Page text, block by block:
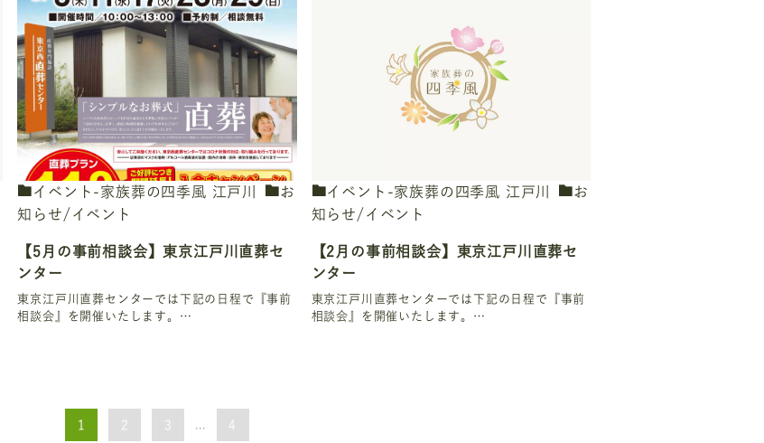
イベント-家族葬の四季風 江戸川
お
知らせ/イベント
【5月の事前相談会】東京江戸川直葬セ
ンター
東京江戸川直葬センターでは下記の日程で『事前
相談会』を開催いたします。…
イベント-家族葬の四季風 江戸川
お
知らせ/イベント
【2月の事前相談会】東京江戸川直葬セ
ンター
東京江戸川直葬センターでは下記の日程で『事前
相談会』を開催いたします。…
1 2 3 4